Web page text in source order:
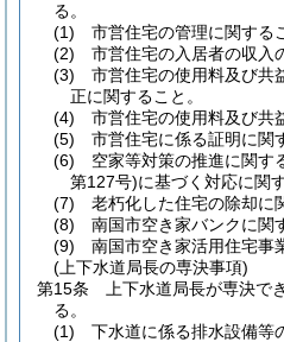
る。
(1)
市営住宅の管理に関する
(2)
市営住宅の入居者の収入
(3)
市営住宅の使用料及び共
正に関すること。
(4)
市営住宅の使用料及び共
(5)
市営住宅に係る証明に関
(6)
空家等対策の推進に関す
第127号)に基づく対応に関
(7)
老朽化した住宅の除却に
(8)
南国市空き家バンクに関
(9)
南国市空き家活用住宅事
(上下水道局長の専決事項)
第15条
上下水道局長が専決で
る。
(1)
下水道に係る排水設備等